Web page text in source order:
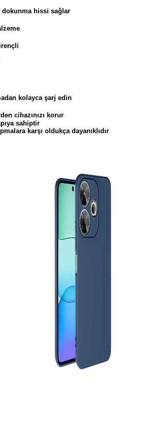
dokunma hissi sağlar
kolayca şarj edin
cihazınızı korur
sahiptir
karşı oldukça dayanıklıdır